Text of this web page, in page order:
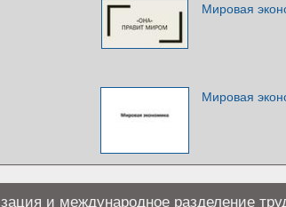
Мировая
Мировая
и международное разделение